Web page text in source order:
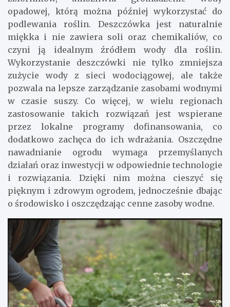
opadowej, którą można później wykorzystać do
podlewania roślin. Deszczówka jest naturalnie
miękka i nie zawiera soli oraz chemikaliów, co
czyni ją idealnym źródłem wody dla roślin.
Wykorzystanie deszczówki nie tylko zmniejsza
zużycie wody z sieci wodociągowej, ale także
pozwala na lepsze zarządzanie zasobami wodnymi
w czasie suszy. Co więcej, w wielu regionach
zastosowanie takich rozwiązań jest wspierane
przez lokalne programy dofinansowania, co
dodatkowo zachęca do ich wdrażania. Oszczędne
nawadnianie ogrodu wymaga przemyślanych
działań oraz inwestycji w odpowiednie technologie
i rozwiązania. Dzięki nim można cieszyć się
pięknym i zdrowym ogrodem, jednocześnie dbając
o środowisko i oszczędzając cenne zasoby wodne.